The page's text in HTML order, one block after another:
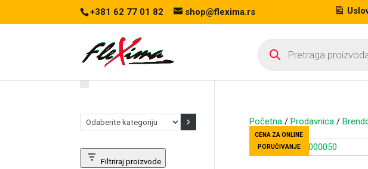
+381 62 77 01 82 shop@flexima.rs
search
Početna/ Prodavnica/
CENA ZA ONLINE
PORUČIVANJE
Odaberite
Filtriraj proizvode